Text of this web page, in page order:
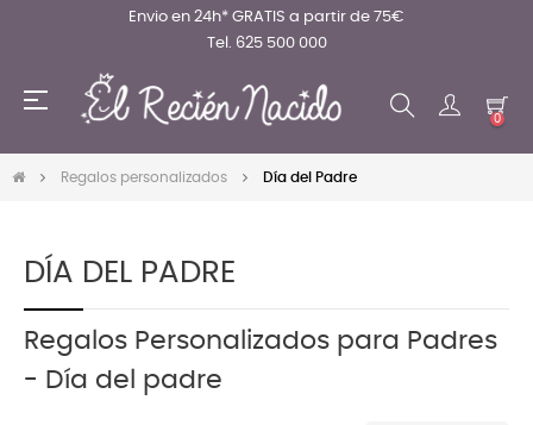
Envio en 24h* GRATIS a partir de 75€
Tel. 625 500 000
Navegación
☰
0
Regalos personalizados Día del Padre
DÍA DEL PADRE
Regalos Personalizados para Padres
- Día del padre